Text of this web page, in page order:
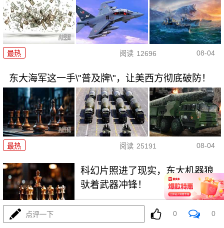
最热 阅读 12696 08-04
东大海军这一手\"普及牌\"，让美西方彻底破防！
最热 阅读 25191 08-04
科幻片照进了现实，东大机器狼
驮着武器冲锋！
最热 9069
点评一下 0 0